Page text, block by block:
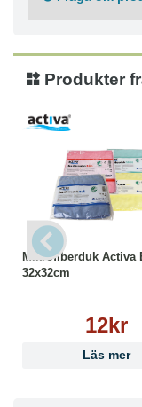
Produkter
Mikrofiberduk Activa
32x32cm
12kr
Läs mer